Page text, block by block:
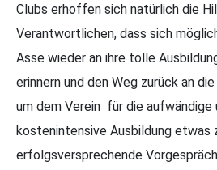
Clubs erhoffen sich natürlich die
Verantwortlichen, dass sich
Asse wieder an ihre tolle
erinnern und den Weg zurück an
um dem Verein für die aufwändige
kostenintensive Ausbildung etwas
erfolgsversprechende